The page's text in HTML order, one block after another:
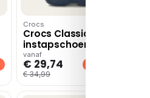
Crocs
Crocs Classic
instapschoenen –
Blauw
vanaf
€ 29,74
€ 34,99